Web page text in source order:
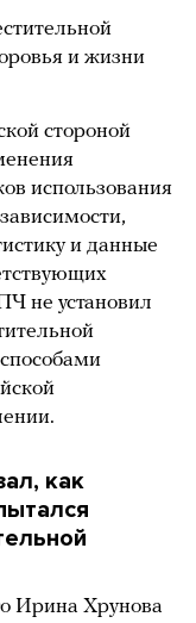
и жизни
стороной
использования
и данные
не установил
как
Ирина Хрунова